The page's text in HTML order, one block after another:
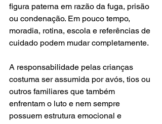
figura paterna em razão da fuga, prisão
ou condenação. Em pouco tempo,
moradia, rotina, escola e referências de
cuidado podem mudar completamente.
A responsabilidade pelas crianças
costuma ser assumida por avós, tios ou
outros familiares que também
enfrentam o luto e nem sempre
possuem estrutura emocional e